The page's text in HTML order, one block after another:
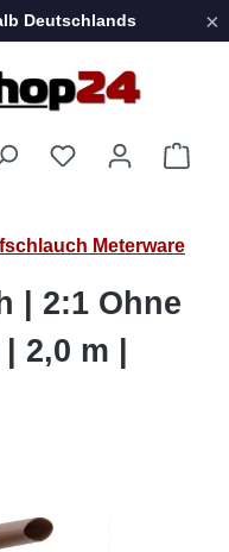
Deutschlands ×
Meterware
| 2:1 Ohne
2,0 m |